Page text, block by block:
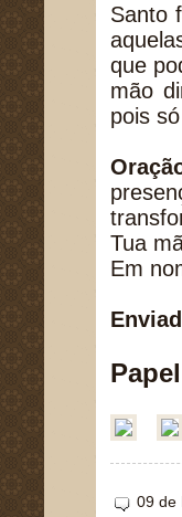
Santo
que
mão
pois
Tua
Em
09 de